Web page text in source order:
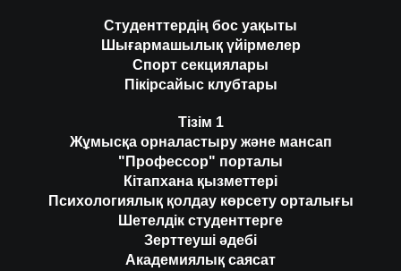
Студенттердің бос уақыты
Шығармашылық үйірмелер
Спорт секциялары
Пікірсайыс клубтары
Тізім 1
Жұмысқа орналастыру және мансап
"Профессор" порталы
Кітапхана қызметтері
Психологиялық қолдау көрсету орталығы
Шетелдік студенттерге
Зерттеуші әдебі
Академиялық саясат